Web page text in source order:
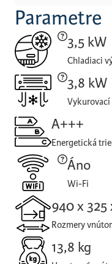
Parametre
3,5 kW
Chladiaci
3,8 kW
A+++
Energetická
Áno
Wi-Fi
940 x 325
Rozmery
13,8 kg